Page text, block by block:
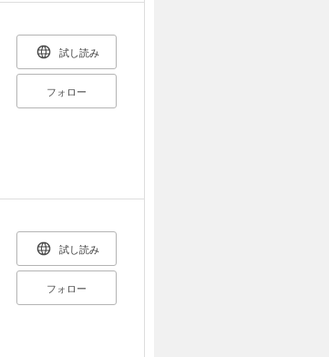
試し読み
フォロー
試し読み
フォロー